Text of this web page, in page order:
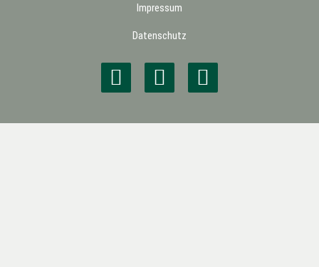
Impressum
Datenschutz